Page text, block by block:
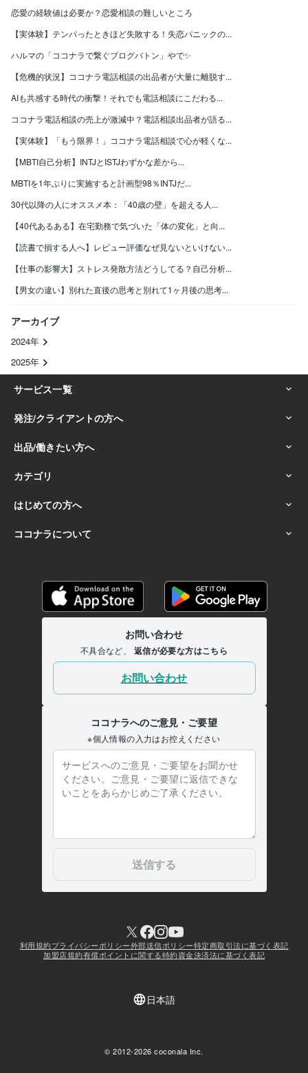
恋愛の経験値は必要か？恋愛相談の難しいところ
【実体験】テンパったときほど失敗する！失恋パニックの...
ハルマの「ココナラで繋ぐブログバトン」やで✨
【危機的状況】ココナラ電話相談の出品者が大量に離脱す...
AIも共感する時代の衝撃！それでも電話相談にこだわる...
ココナラ電話相談の売上が激減中？電話相談出品者が語る...
【実体験】「もう限界！」ココナラ電話相談で心が軽くな...
【MBTI自己分析】INTJとISTJわずかな差から...
MBTIを1年ぶりに実施すると計画型98％INTJだ...
30代以降の人にオススメ本：「40歳の壁」を超える人...
【40代あるある】在宅勤務で気づいた「体の変化」と向...
【読書で損する人へ】レビュー評価なぜ見ないといけない...
【仕事の影響大】ストレス発散方法どうしてる？自己分析...
【男女の違い】別れた直後の思考と別れて1ヶ月後の思考...
アーカイブ
2024年
2025年